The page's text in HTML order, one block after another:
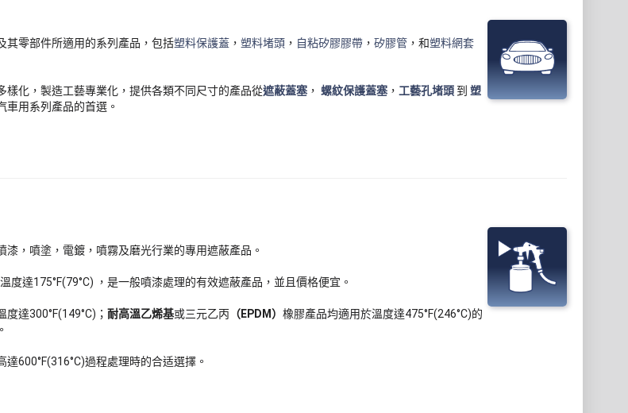
其零部件所適用的系列產品，包括塑料保護蓋， 塑料堵頭， 自粘矽膠膠帶， 矽膠管，和塑料網套
樣化，製造工藝專業化，提供各類不同尺寸的產品從遮蔽蓋塞， 螺紋保護蓋塞， 工藝孔堵頭 到 塑
車用系列產品的首選。
漆，噴塗，電鍍，噴霧及磨光行業的專用遮蔽產品。
度達175°F(79°C) ，是一般噴漆處理的有效遮蔽產品，並且價格便宜。
度達300°F(149°C)； 耐高溫乙烯基或三元乙丙 （EPDM） 橡膠產品均適用於溫度達475°F(246°C)的
達600°F(316°C)過程處理時的合适選擇。